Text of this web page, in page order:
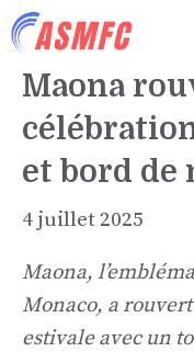
Aller
au
contenu
Maona
et bord de
4 juillet 2025
Maona,
Monaco, a
estivale avec un